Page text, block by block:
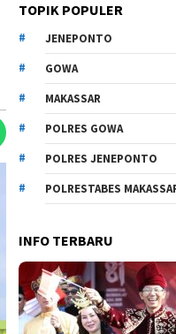
TOPIK POPULER
JENEPONTO
GOWA
MAKASSAR
POLRES GOWA
POLRES JENEPONTO
POLRESTABES
INFO TERBARU